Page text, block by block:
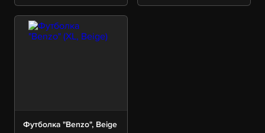
Футболка "Benzo", Beige